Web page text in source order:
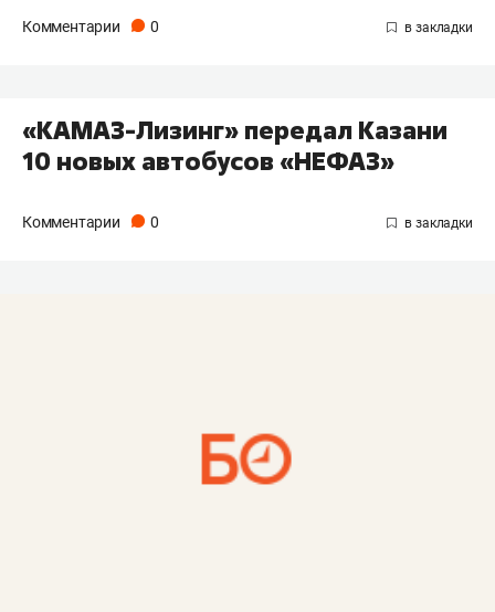
Комментарии 0
«КАМАЗ-Лизинг» передал Казани
10 новых автобусов «НЕФАЗ»
Комментарии 0